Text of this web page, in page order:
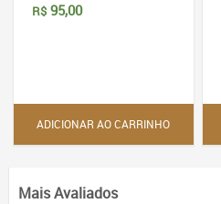
R$ 95,00
ADICIONAR AO CARRINHO
Mais Avaliados